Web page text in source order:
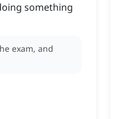
something
exam, and